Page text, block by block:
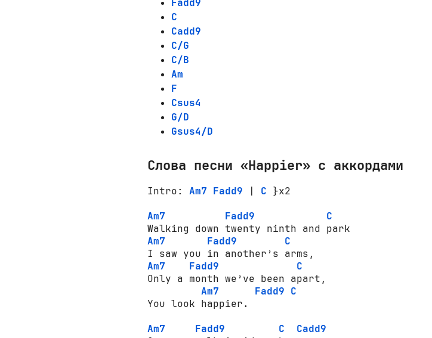
C
Cadd9
C/G
C/B
Am
F
Csus4
G/D
Gsus4/D
Слова песни «Happier» с аккордами
Intro: Am7 Fadd9 | C }x2
Am7
Fadd9
C
Am7
Fadd9
C
Am7
Fadd9
C
Only a month we’ve been apart,
Am7
Fadd9 C
You look happier.
Am7
Fadd9 C
Cadd9